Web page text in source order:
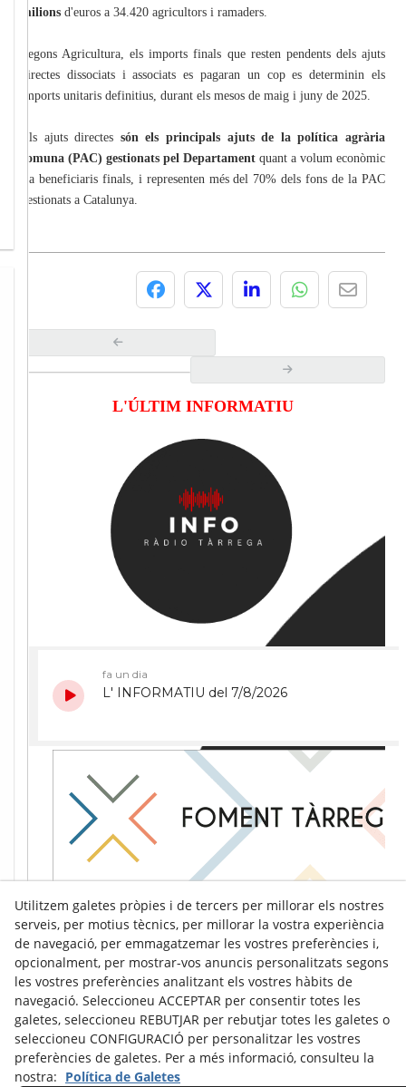
milions d'euros a 34.420 agricultors i ramaders.
Segons Agricultura, els imports finals que resten pendents dels ajuts
directes dissociats i associats es pagaran un cop es determinin els
imports unitaris definitius, durant els mesos de maig i juny de 2025.
Els ajuts directes són els principals ajuts de la política agrària
comuna (PAC) gestionats pel Departament quant a volum econòmic
i a beneficiaris finals, i representen més del 70% dels fons de la PAC
gestionats a Catalunya.
L'ÚLTIM INFORMATIU
Utilitzem galetes pròpies i de tercers per millorar els nostres
serveis, per motius tècnics, per millorar la vostra experiència
de navegació, per emmagatzemar les vostres preferències i,
opcionalment, per mostrar-vos anuncis personalitzats segons
les vostres preferències analitzant els vostres hàbits de
navegació. Seleccioneu ACCEPTAR per consentir totes les
galetes, seleccioneu REBUTJAR per rebutjar totes les galetes o
seleccioneu CONFIGURACIÓ per personalitzar les vostres
preferències de galetes. Per a més informació, consulteu la
nostra: Política de Galetes